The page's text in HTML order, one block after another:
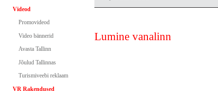
Videod
Promovideod
Video bännerid
Avasta Tallinn
Jõulud Tallinnas
Turismiveebi reklaam
VR Rakendused
Lumine vanalinn